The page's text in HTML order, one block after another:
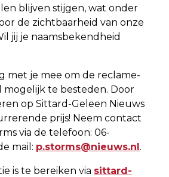
blijven stijgen, wat onder
de zichtbaarheid van onze
jij je naamsbekendheid
met je mee om de reclame-
mogelijk te besteden. Door
op Sittard-Geleen Nieuws
prijs! Neem contact
via de telefoon: 06-
mail: p.storms@nieuws.nl.
is te bereiken via sittard-